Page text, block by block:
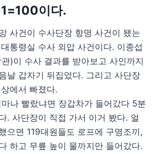
이다.
사건이 수사단장 항명 사건이 됐는
통령실 수사 외압 사건이다. 이종섭
)이 수사 결과를 받아보고 사인까지
날 갑자기 뒤집었다. 그리고 사단장
에서 빠졌다.
마나 빨랐냐면 장갑차가 들어갔다 5분
. 사단장이 직접 가서 이거 봤다. 얼
으면 119대원들도 로프에 구명조끼,
하고 무릎 높이 물까지만 들어갔다.